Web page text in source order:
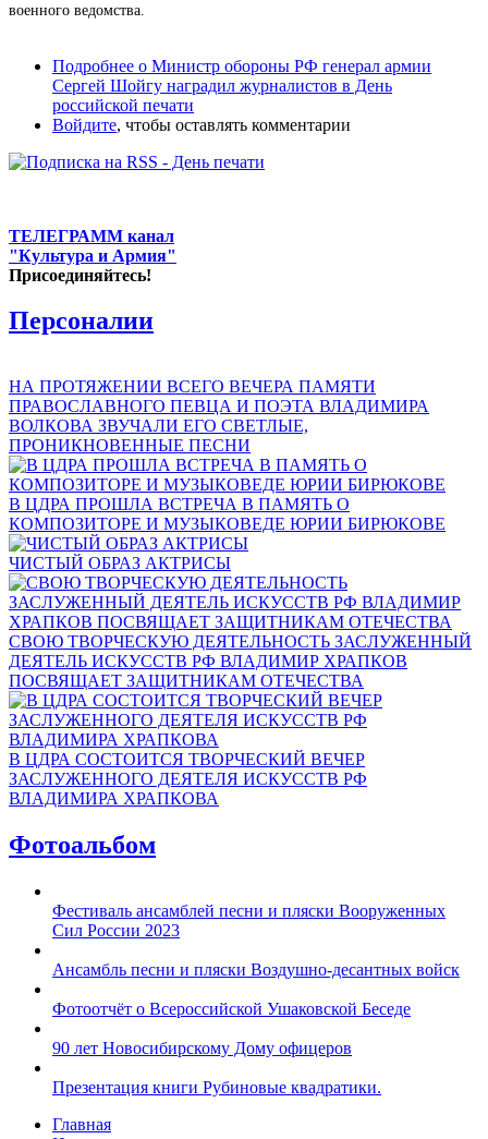
военного ведомства.
Подробнее о Министр обороны РФ генерал армии
Сергей Шойгу наградил журналистов в День
российской печати
Войдите, чтобы оставлять комментарии
ТЕЛЕГРАММ канал
"Культура и Армия"
Присоединяйтесь!
Персоналии
НА ПРОТЯЖЕНИИ ВСЕГО ВЕЧЕРА ПАМЯТИ
ПРАВОСЛАВНОГО ПЕВЦА И ПОЭТА ВЛАДИМИРА
ВОЛКОВА ЗВУЧАЛИ ЕГО СВЕТЛЫЕ,
ПРОНИКНОВЕННЫЕ ПЕСНИ
В ЦДРА ПРОШЛА ВСТРЕЧА В ПАМЯТЬ О
КОМПОЗИТОРЕ И МУЗЫКОВЕДЕ ЮРИИ БИРЮКОВЕ
ЧИСТЫЙ ОБРАЗ АКТРИСЫ
СВОЮ ТВОРЧЕСКУЮ ДЕЯТЕЛЬНОСТЬ ЗАСЛУЖЕННЫЙ
ДЕЯТЕЛЬ ИСКУССТВ РФ ВЛАДИМИР ХРАПКОВ
ПОСВЯЩАЕТ ЗАЩИТНИКАМ ОТЕЧЕСТВА
В ЦДРА СОСТОИТСЯ ТВОРЧЕСКИЙ ВЕЧЕР
ЗАСЛУЖЕННОГО ДЕЯТЕЛЯ ИСКУССТВ РФ
ВЛАДИМИРА ХРАПКОВА
Фотоальбом
Фестиваль ансамблей песни и пляски Вооруженных
Сил России 2023
Ансамбль песни и пляски Воздушно-десантных войск
Фотоотчёт о Всероссийской Ушаковской Беседе
90 лет Новосибирскому Дому офицеров
Презентация книги Рубиновые квадратики.
Главная